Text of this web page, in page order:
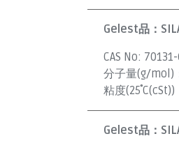
Gelest品：
CAS No:
分子量(g/mol)
粘度(25˚C(cSt))
Gelest品：